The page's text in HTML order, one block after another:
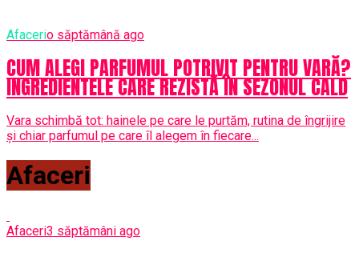
Afacerio săptămână ago
CUM ALEGI PARFUMUL POTRIVIT PENTRU VARĂ?
INGREDIENTELE CARE REZISTĂ ÎN SEZONUL CALD
Vara schimbă tot: hainele pe care le purtăm, rutina de îngrijire
și chiar parfumul pe care îl alegem în fiecare...
Afaceri
Afaceri3 săptămâni ago